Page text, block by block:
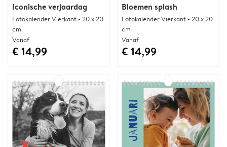
Iconische verjaardag
Fotokalender Vierkant - 20 x 20
cm
Vanaf
€ 14,99
Bloemen splash
Fotokalender Vierkant - 20 x 20
cm
Vanaf
€ 14,99